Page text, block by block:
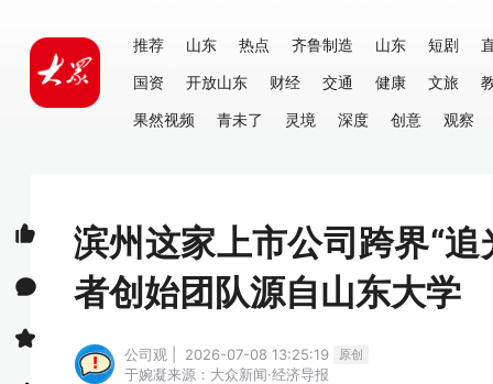
推荐 山东 热点 齐鲁制造 山东 短剧
国资
开放山东 财经 交通 健康 文旅
果然视频
青未了 灵境 深度 创意 观察
滨州这家上市公司跨界“
者创始团队源自山东大学
公司观 | 2026-07-08 13:25:19 原创
于婉凝来源：大众新闻·经济导报